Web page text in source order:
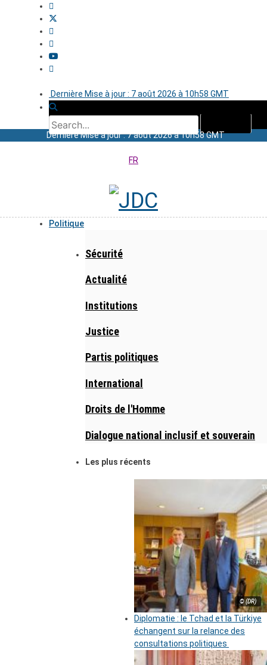
Dernière Mise à jour : 7 août 2026 à 10h58 GMT
Dernière Mise à jour : 7 août 2026 à 10h58 GMT
FR
Politique
Sécurité
Actualité
Institutions
Justice
Partis politiques
International
Droits de l'Homme
Dialogue national inclusif et souverain
Les plus récents
© (DR)
Diplomatie : le Tchad et la Türkiye
échangent sur la relance des
consultations politiques